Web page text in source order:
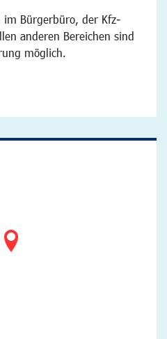
im Bürgerbüro, der Kfz-
anderen Bereichen sind
möglich.